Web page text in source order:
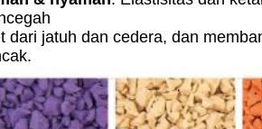
dari jatuh dan cedera, dan